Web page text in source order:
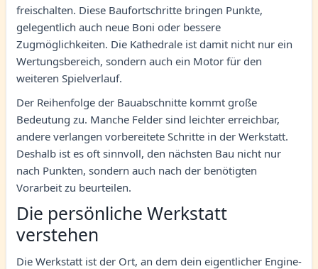
freischalten. Diese Baufortschritte bringen Punkte,
gelegentlich auch neue Boni oder bessere
Zugmöglichkeiten. Die Kathedrale ist damit nicht nur ein
Wertungsbereich, sondern auch ein Motor für den
weiteren Spielverlauf.
Der Reihenfolge der Bauabschnitte kommt große
Bedeutung zu. Manche Felder sind leichter erreichbar,
andere verlangen vorbereitete Schritte in der Werkstatt.
Deshalb ist es oft sinnvoll, den nächsten Bau nicht nur
nach Punkten, sondern auch nach der benötigten
Vorarbeit zu beurteilen.
Die persönliche Werkstatt
verstehen
Die Werkstatt ist der Ort, an dem dein eigentlicher Engine-